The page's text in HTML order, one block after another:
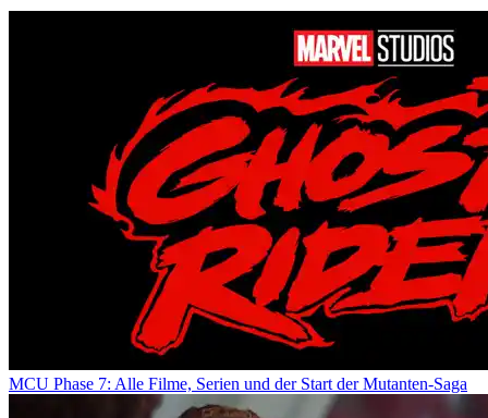
MCU Phase 7: Alle Filme, Serien und der Start der Mutanten-Saga